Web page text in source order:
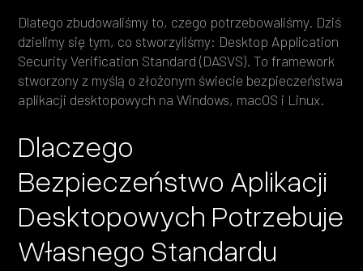
Dlatego zbudowaliśmy to, czego potrzebowaliśmy. Dziś
dzielimy się tym, co stworzyliśmy: Desktop Application
Security Verification Standard (DASVS). To framework
stworzony z myślą o złożonym świecie bezpieczeństwa
aplikacji desktopowych na Windows, macOS i Linux.
Dlaczego
Bezpieczeństwo Aplikacji
Desktopowych Potrzebuje
Własnego Standardu